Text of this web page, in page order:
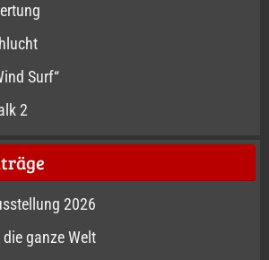
Surf“
2
2026
ganze Welt